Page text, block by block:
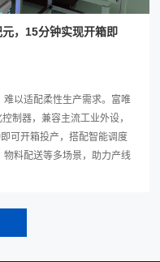
，15分钟实现开箱即
以适配柔性生产需求。富唯
制器，兼容主流工业外设，
可开箱投产，搭配智能调度
料配送等多场景，助力产线